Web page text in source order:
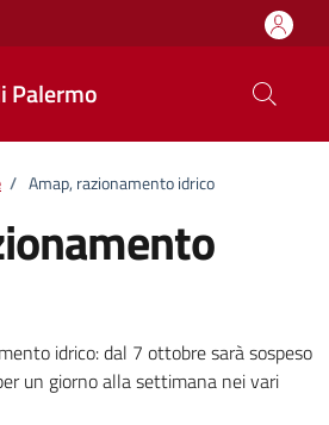
Palermo
/ Amap, razionamento idrico
notizia
idrico: dal 7 ottobre sarà sospeso
un giorno alla settimana nei vari